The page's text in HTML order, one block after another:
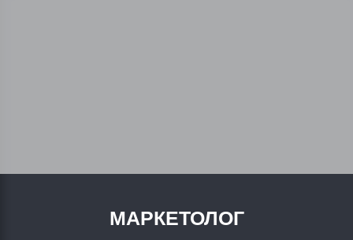
МАРКЕТОЛОГ